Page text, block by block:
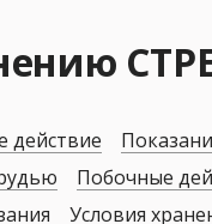
действие
Побочные
Условия